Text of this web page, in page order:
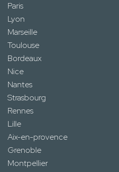
Paris
Lyon
Marseille
Toulouse
Bordeaux
Nice
Nantes
Strasbourg
Rennes
Lille
Aix-en-provence
Grenoble
Montpellier